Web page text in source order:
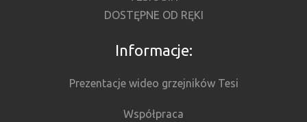
DOSTĘPNE OD RĘKI
Informacje:
Prezentacje wideo grzejników Tesi
Współpraca